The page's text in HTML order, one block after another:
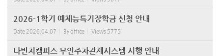
2026-1학기 예체능특기장학금 신청 안내
Date 2026.04.07 Byoffice Views 5775
다빈치캠퍼스 무인주차관제시스템 시행 안내